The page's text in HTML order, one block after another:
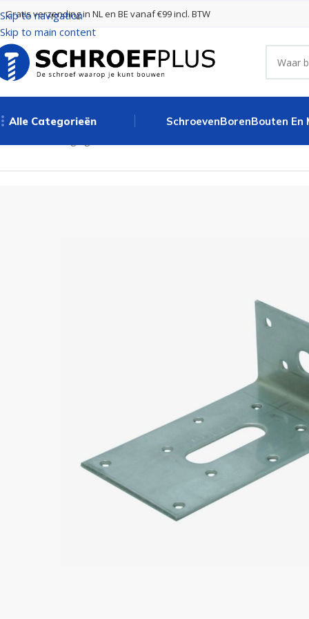
Skip to navigation
Skip to main content
Gratis verzending in NL en BE vanaf €99 incl. BTW
Alle Categorieën SchroevenBorenBouten En